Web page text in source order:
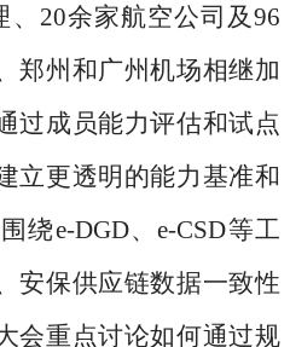
、20余家航空公司及96
郑州和广州机场相继加
过成员能力评估和试点
立更透明的能力基准和
绕e-DGD、e-CSD等工
安保供应链数据一致性
会重点讨论如何通过规